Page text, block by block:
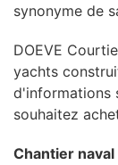
synonyme de
DOEVE
yachts
d'informations
souhaitez
Chantier naval